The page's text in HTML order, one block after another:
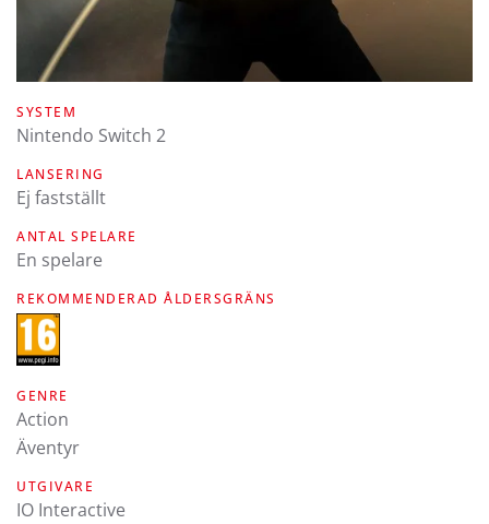
SYSTEM
Nintendo Switch 2
LANSERING
Ej fastställt
ANTAL SPELARE
En spelare
REKOMMENDERAD ÅLDERSGRÄNS
GENRE
Action
Äventyr
UTGIVARE
IO Interactive